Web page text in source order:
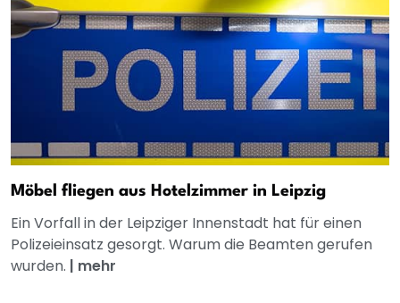
Möbel fliegen aus Hotelzimmer in Leipzig
Ein Vorfall in der Leipziger Innenstadt hat für einen
Polizeieinsatz gesorgt. Warum die Beamten gerufen
wurden. | mehr